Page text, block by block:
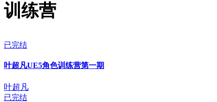
训练营
已完结
叶超凡UE5角色训练营第一期
叶超凡
已完结